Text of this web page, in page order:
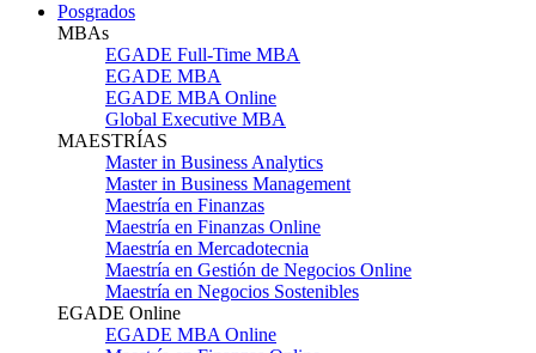
Posgrados
MBAs
EGADE Full-Time MBA
EGADE MBA
EGADE MBA Online
Global Executive MBA
MAESTRÍAS
Master in Business Analytics
Master in Business Management
Maestría en Finanzas
Maestría en Finanzas Online
Maestría en Mercadotecnia
Maestría en Gestión de Negocios Online
Maestría en Negocios Sostenibles
EGADE Online
EGADE MBA Online